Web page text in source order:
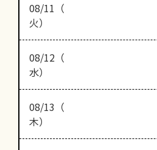
08/11（
火）
08/12（
水）
08/13（
木）